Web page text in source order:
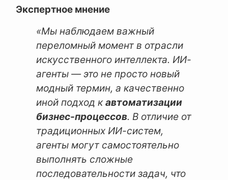
Экспертное мнение
«Мы наблюдаем важный
переломный момент в отрасли
искусственного интеллекта. ИИ-
агенты — это не просто новый
модный термин, а качественно
иной подход кавтоматизации
бизнес-процессов. В отличие от
традиционных ИИ-систем,
агенты могут самостоятельно
выполнять сложные
последовательности задач, что